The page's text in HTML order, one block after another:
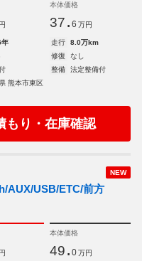
本体価格
37. 6 万円
走行
8.0万km
修復
なし
整備
法定整備付
熊本市東区
もり・在庫確認
NEW
AUX/USB/ETC/前方
本体価格
49. 0 万円